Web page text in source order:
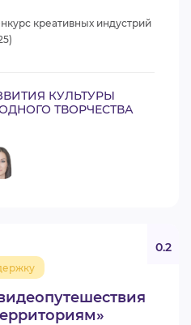
креативных индустрий
КУЛЬТУРЫ
ТВОРЧЕСТВА
0.2